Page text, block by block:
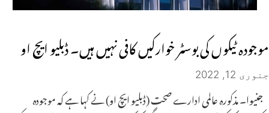
موجودہ ٹیکوں کی بوسٹر خوارکیں کافی نہیں ہیں۔ ڈبلیو ایچ او
جنوری 12, 2022
جنیوا۔ مذکورہ عالمی ادارے صحت (ڈبلیو ایچ او) نے کہا ہے کہ موجودہ